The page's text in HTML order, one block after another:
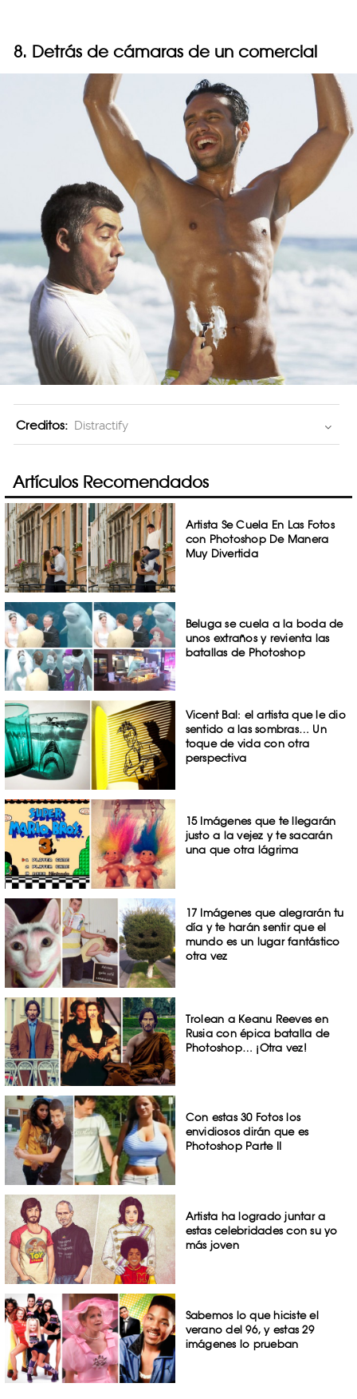
8. Detrás de cámaras de un comercial
Creditos: Distractify
Artículos Recomendados
Artista Se Cuela En Las Fotos
con Photoshop De Manera
Muy Divertida
Beluga se cuela a la boda de
unos extraños y revienta las
batallas de Photoshop
Vicent Bal: el artista que le dio
sentido a las sombras… Un
toque de vida con otra
perspectiva
15 Imágenes que te llegarán
justo a la vejez y te sacarán
una que otra lágrima
17 Imágenes que alegrarán tu
día y te harán sentir que el
mundo es un lugar fantástico
otra vez
Trolean a Keanu Reeves en
Rusia con épica batalla de
Photoshop… ¡Otra vez!
Con estas 30 Fotos los
envidiosos dirán que es
Photoshop Parte II
Artista ha logrado juntar a
estas celebridades con su yo
más joven
Sabemos lo que hiciste el
verano del 96, y estas 29
imágenes lo prueban